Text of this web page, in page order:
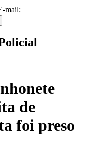
mail:
de
foi preso